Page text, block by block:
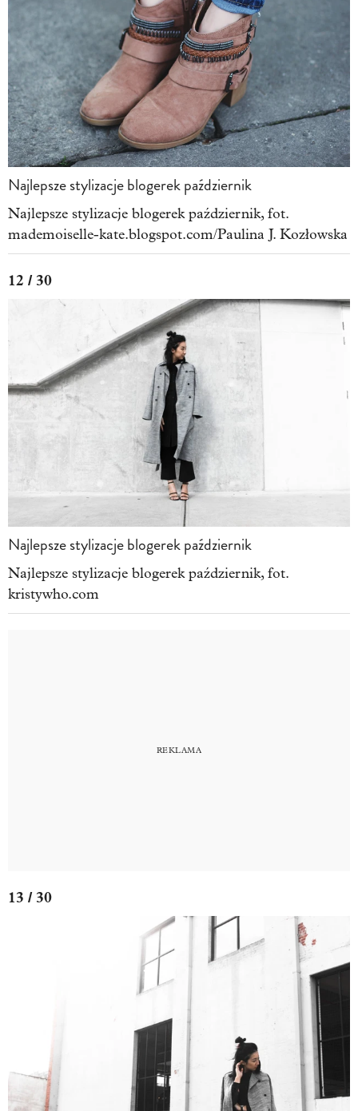
Najlepsze stylizacje blogerek październik
Najlepsze stylizacje blogerek październik, fot.
mademoiselle-kate.blogspot.com/Paulina J. Kozłowska
12 / 30
Najlepsze stylizacje blogerek październik
Najlepsze stylizacje blogerek październik, fot.
kristywho.com
13 / 30